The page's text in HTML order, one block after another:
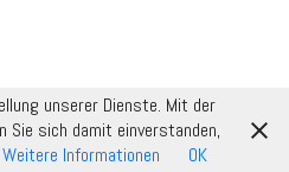
unserer Dienste. Mit der
Sie sich damit einverstanden,
Weitere Informationen OK